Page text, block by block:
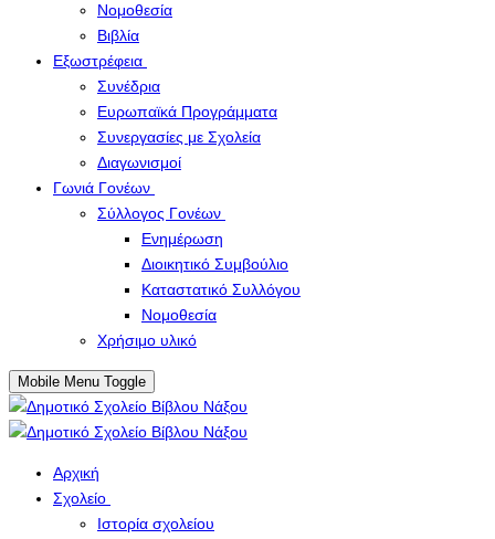
Νομοθεσία
Βιβλία
Εξωστρέφεια
Συνέδρια
Ευρωπαϊκά Προγράμματα
Συνεργασίες με Σχολεία
Διαγωνισμοί
Γωνιά Γονέων
Σύλλογος Γονέων
Ενημέρωση
Διοικητικό Συμβούλιο
Καταστατικό Συλλόγου
Νομοθεσία
Χρήσιμο υλικό
Mobile Menu Toggle
Αρχική
Σχολείο
Ιστορία σχολείου